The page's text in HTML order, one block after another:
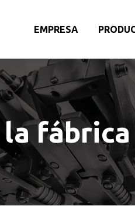
EMPRESA
fábrica